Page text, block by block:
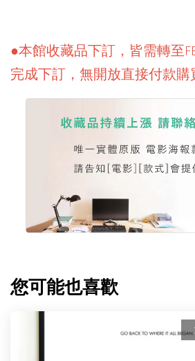
●本館收藏品下訂，皆需轉至
完成下訂，無開放直接付款購
您可能也喜歡